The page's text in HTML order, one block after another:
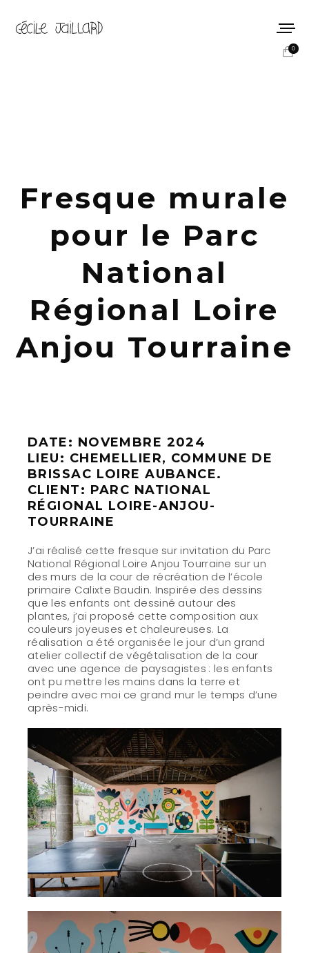
0
Fresque murale
pour le Parc
National
Régional Loire
Anjou Tourraine
DATE: NOVEMBRE 2024
LIEU: CHEMELLIER, COMMUNE DE
BRISSAC LOIRE AUBANCE.
CLIENT: PARC NATIONAL
RÉGIONAL LOIRE-ANJOU-
TOURRAINE
J’ai réalisé cette fresque sur invitation du Parc
National Régional Loire Anjou Tourraine sur un
des murs de la cour de récréation de l’école
primaire Calixte Baudin. Inspirée des dessins
que les enfants ont dessiné autour des
plantes, j’ai proposé cette composition aux
couleurs joyeuses et chaleureuses. La
réalisation a été organisée le jour d’un grand
atelier collectif de végétalisation de la cour
avec une agence de paysagistes : les enfants
ont pu mettre les mains dans la terre et
peindre avec moi ce grand mur le temps d’une
après-midi.